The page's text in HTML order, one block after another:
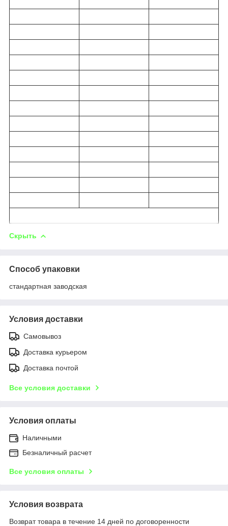
Скрыть
Способ упаковки
стандартная заводская
Условия доставки
Самовывоз
Доставка курьером
Доставка почтой
Все условия доставки
Условия оплаты
Наличными
Безналичный расчет
Все условия оплаты
Условия возврата
Возврат товара в течение 14 дней по договоренности